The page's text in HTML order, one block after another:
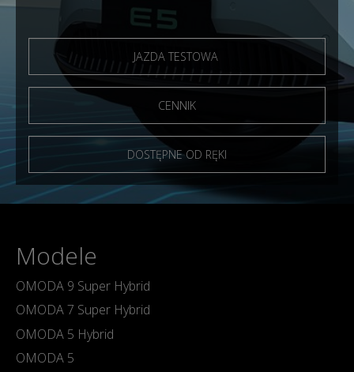
JAZDA TESTOWA
CENNIK
DOSTĘPNE OD RĘKI
Modele
OMODA 9 Super Hybrid
OMODA 7 Super Hybrid
OMODA 5 Hybrid
OMODA 5